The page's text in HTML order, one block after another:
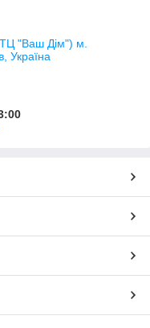
"Ваш Дім") м.
Україна